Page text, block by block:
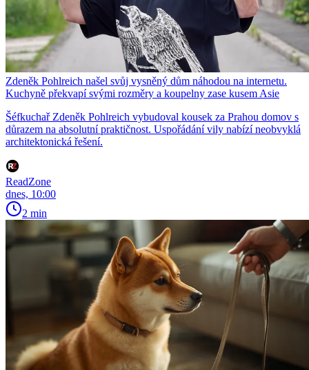
Zdeněk Pohlreich našel svůj vysněný dům náhodou na internetu.
Kuchyně překvapí svými rozměry a koupelny zase kusem Asie
Šéfkuchař Zdeněk Pohlreich vybudoval kousek za Prahou domov s
důrazem na absolutní praktičnost. Uspořádání vily nabízí neobvyklá
architektonická řešení.
ReadZone
dnes, 10:00
2 min